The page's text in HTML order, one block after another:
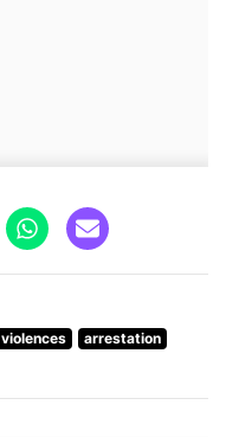
violences
arrestation